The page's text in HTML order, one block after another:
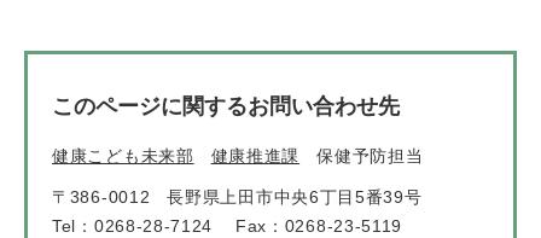
このページに関するお問い合わせ先
健康こども未来部 健康推進課 保健予防担当
〒386-0012
長野県上田市中央6丁目5番39号
Tel：0268-28-7124
Fax：0268-23-5119